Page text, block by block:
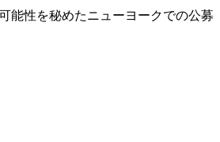
能性を秘めたニューヨークでの公募